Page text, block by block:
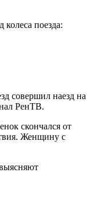
поезда:
совершил наезд на
РенТВ.
скончался от
Женщину с